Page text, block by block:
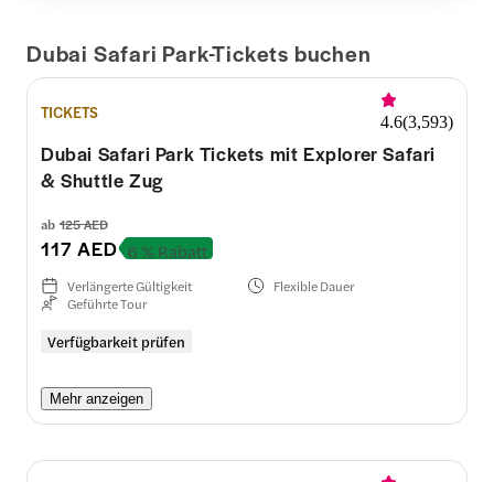
Dubai Safari Park-Tickets buchen
TICKETS 4.6(3,593)
Dubai Safari Park Tickets mit Explorer Safari
& Shuttle Zug
ab 125 AED
117 AED 6 % Rabatt
Verfügbarkeit prüfen
Verlängerte Gültigkeit
Flexible Dauer
Geführte Tour
Mehr anzeigen